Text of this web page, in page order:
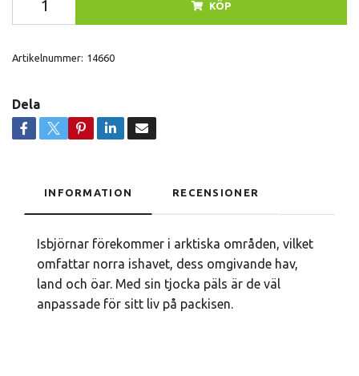
KÖP
Artikelnummer: 14660
Dela
INFORMATION RECENSIONER
Isbjörnar förekommer i arktiska områden, vilket
omfattar norra ishavet, dess omgivande hav,
land och öar. Med sin tjocka päls är de väl
anpassade för sitt liv på packisen.